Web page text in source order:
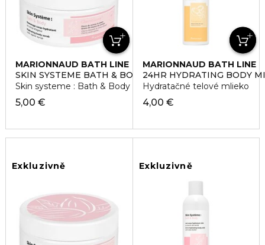
MARIONNAUD BATH LINE
SKIN SYSTEME BATH & BODY CHERISHING
Skin systeme : Bath & Body - Scrub - Cherishing Peeling
5,00 €
MARIONNAUD BATH LINE
24HR HYDRATING BODY
Hydratačné telové mlieko
4,00 €
Exkluzivně Exkluzivně